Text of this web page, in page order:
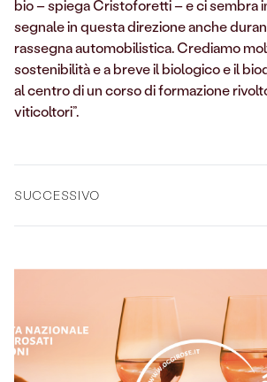
bio – spiega Cristoforetti – e ci sembra
segnale in questa direzione anche
rassegna automobilistica. Crediamo
sostenibilità e a breve il biologico e il
al centro di un corso di formazione
viticoltori”.
SUCCESSIVO